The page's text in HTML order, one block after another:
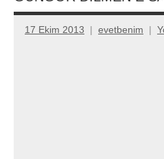
17 Ekim 2013 evetbenim